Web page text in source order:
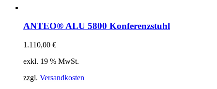
ANTEO® ALU 5800 Konferenzstuhl
1.110,00 €
exkl. 19 % MwSt.
zzgl. Versandkosten